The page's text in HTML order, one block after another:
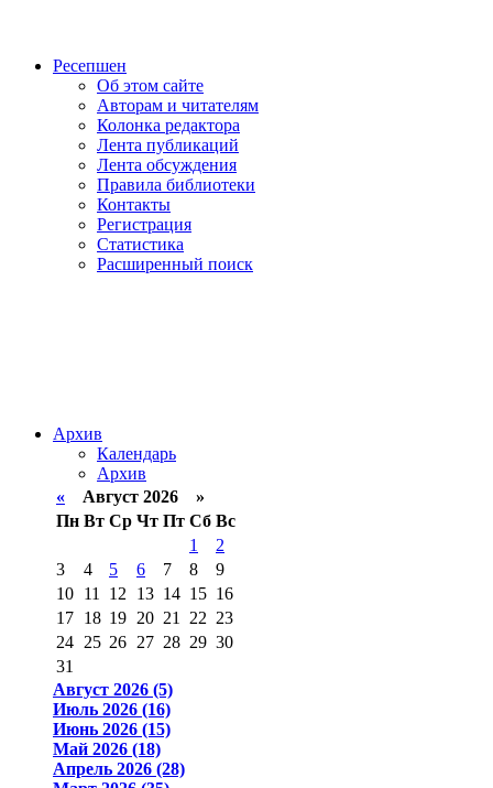
Ресепшен
Об этом сайте
Авторам и читателям
Колонка редактора
Лента публикаций
Лента обсуждения
Правила библиотеки
Контакты
Регистрация
Статистика
Расширенный поиск
Архив
Календарь
Архив
« Август 2026 »
Пн Вт Ср Чт Пт Сб Вс
1
2
3
4 5 6 7 8
9
10 11 12 13 14 15 16
17 18 19 20 21 22 23
24 25 26 27 28 29 30
31
Август 2026 (5)
Июль 2026 (16)
Июнь 2026 (15)
Май 2026 (18)
Апрель 2026 (28)